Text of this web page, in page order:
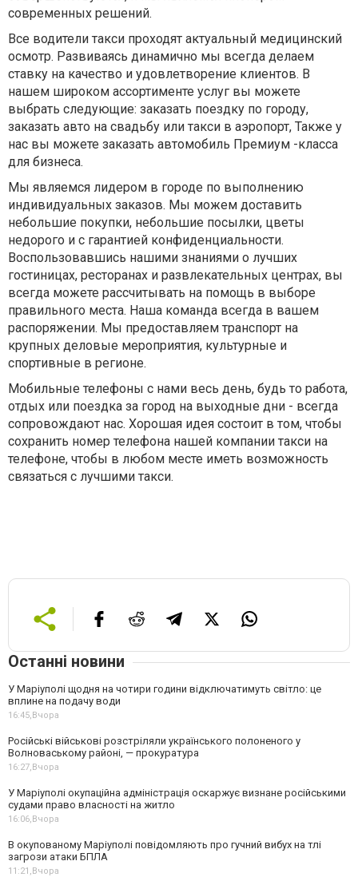
современных решений.
Все водители такси проходят актуальный медицинский
осмотр. Развиваясь динамично мы всегда делаем
ставку на качество и удовлетворение клиентов. В
нашем широком ассортименте услуг вы можете
выбрать следующие: заказать поездку по городу,
заказать авто на свадьбу или такси в аэропорт, Также у
нас вы можете заказать автомобиль Премиум -класса
для бизнеса.
Мы являемся лидером в городе по выполнению
индивидуальных заказов. Мы можем доставить
небольшие покупки, небольшие посылки, цветы
недорого и с гарантией конфиденциальности.
Воспользовавшись нашими знаниями о лучших
гостиницах, ресторанах и развлекательных центрах, вы
всегда можете рассчитывать на помощь в выборе
правильного места. Наша команда всегда в вашем
распоряжении. Мы предоставляем транспорт на
крупных деловые мероприятия, культурные и
спортивные в регионе.
Мобильные телефоны с нами весь день, будь то работа,
отдых или поездка за город на выходные дни - всегда
сопровождают нас. Хорошая идея состоит в том, чтобы
сохранить номер телефона нашей компании такси на
телефоне, чтобы в любом месте иметь возможность
связаться с лучшими такси.
Останні новини
У Маріуполі щодня на чотири години відключатимуть світло: це
вплине на подачу води
16:45,Вчора
Російські військові розстріляли українського полоненого у
Волноваському районі, — прокуратура
16:27,Вчора
У Маріуполі окупаційна адміністрація оскаржує визнане російськими
судами право власності на житло
16:06,Вчора
В окупованому Маріуполі повідомляють про гучний вибух на тлі
загрози атаки БПЛА
11:21,Вчора